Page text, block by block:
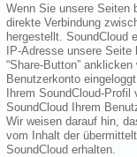
Wenn Sie unsere Seiten
direkte Verbindung
hergestellt. SoundCloud
IP-Adresse unsere
“Share-Button”
Benutzerkonto
Ihrem SoundCloud-
SoundCloud Ihrem
Wir weisen darauf hin,
vom Inhalt der
SoundCloud erhalten.